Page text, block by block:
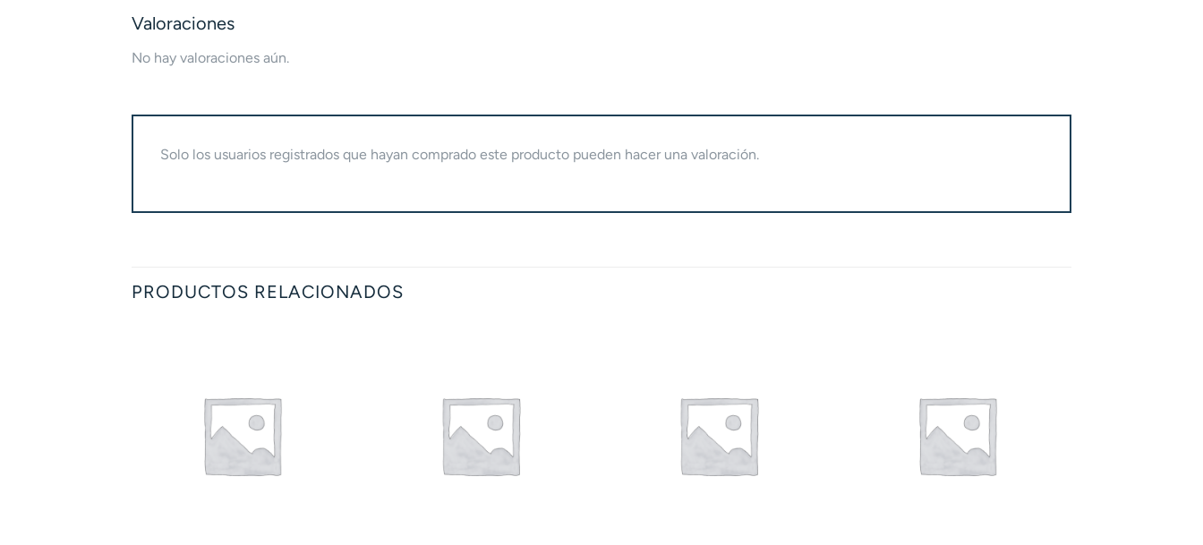
Valoraciones
No hay valoraciones aún.
Solo los usuarios registrados que hayan comprado este producto pueden hacer una valoración.
PRODUCTOS RELACIONADOS